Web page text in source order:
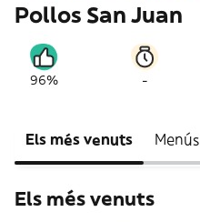
Pollos San Juan
96% -
Els més venuts Menús
Els més venuts